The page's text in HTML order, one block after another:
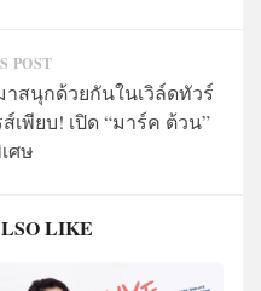
POST
าสนุกด้วยกันในเวิล์ดทัวร์
เพียบ! เปิด “มาร์ค ต้วน”
ศษ
LIKE